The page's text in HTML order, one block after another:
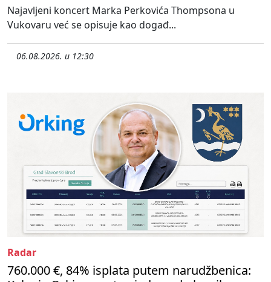
Najavljeni koncert Marka Perkovića Thompsona u
Vukovaru već se opisuje kao događ...
06.08.2026. u 12:30
Radar
760.000 €, 84% isplata putem narudžbenica: